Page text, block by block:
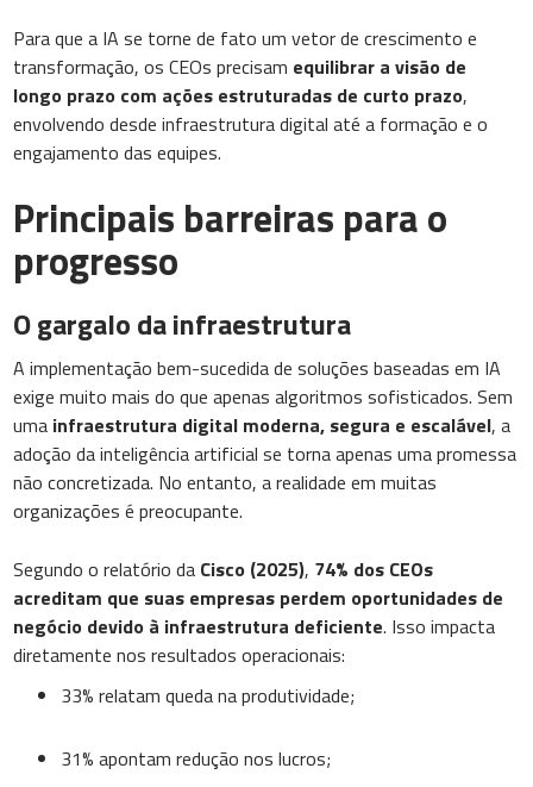
Para que a IA se torne de fato um vetor de crescimento e
transformação, os CEOs precisam equilibrar a visão de
longo prazo com ações estruturadas de curto prazo,
envolvendo desde infraestrutura digital até a formação e o
engajamento das equipes.
Principais barreiras para o
progresso
O gargalo da infraestrutura
A implementação bem-sucedida de soluções baseadas em IA
exige muito mais do que apenas algoritmos sofisticados. Sem
uma infraestrutura digital moderna, segura e escalável, a
adoção da inteligência artificial se torna apenas uma promessa
não concretizada. No entanto, a realidade em muitas
organizações é preocupante.
Segundo o relatório da Cisco (2025), 74% dos CEOs
acreditam que suas empresas perdem oportunidades de
negócio devido à infraestrutura deficiente. Isso impacta
diretamente nos resultados operacionais:
33% relatam queda na produtividade;
31% apontam redução nos lucros;